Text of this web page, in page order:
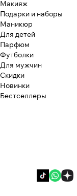
Макияж
Подарки и наборы
Маникюр
Для детей
Парфюм
Футболки
Для мужчин
Скидки
Новинки
Бестселлеры